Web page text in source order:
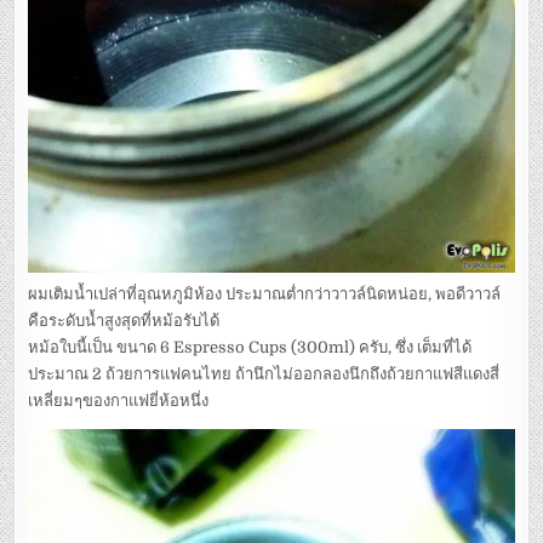
ผมเติมน้ำเปล่าที่อุณหภูมิห้อง ประมาณต่ำกว่าวาวล์นิดหน่อย, พอดีวาวล์
คือระดับน้ำสูงสุดที่หม้อรับได้
หม้อใบนี้เป็น ขนาด 6 Espresso Cups (300ml) ครับ, ซึ่ง เต็มที่ได้
ประมาณ 2 ถ้วยการแฟคนไทย ถ้านึกไม่ออกลองนึกถึงถ้วยกาแฟสีแดงสี่
เหลี่ยมๆของกาแฟยี่ห้อหนึ่ง